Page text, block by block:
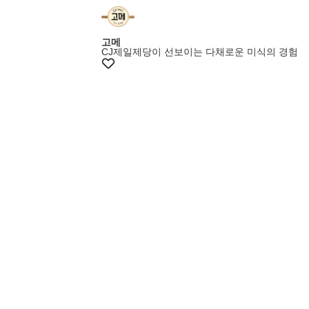
고메
CJ제일제당이 선보이는 다채로운 미식의 경험